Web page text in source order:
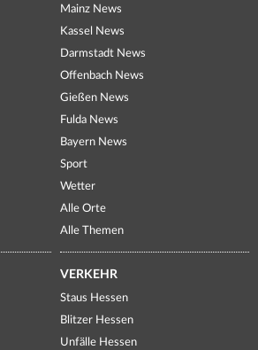
Mainz News
Kassel News
Darmstadt News
Offenbach News
Gießen News
Fulda News
Bayern News
Sport
Wetter
Alle Orte
Alle Themen
VERKEHR
Staus Hessen
Blitzer Hessen
Unfälle Hessen